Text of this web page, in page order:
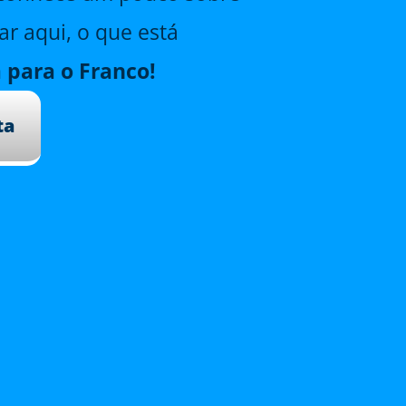
aqui, o que está
para o Franco!